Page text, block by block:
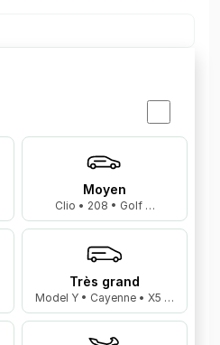
Moyen
Clio • 208 • Golf …
Très grand
Model Y • Cayenne • X5 …